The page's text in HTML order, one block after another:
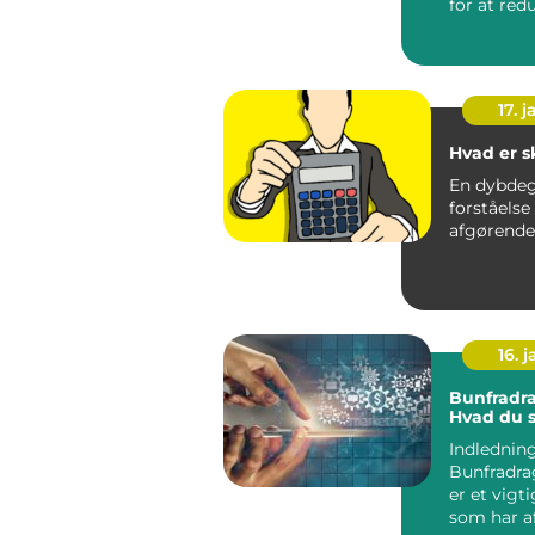
17.
Hvad er
En
forståelse
16.
Hvad du
er et
som har